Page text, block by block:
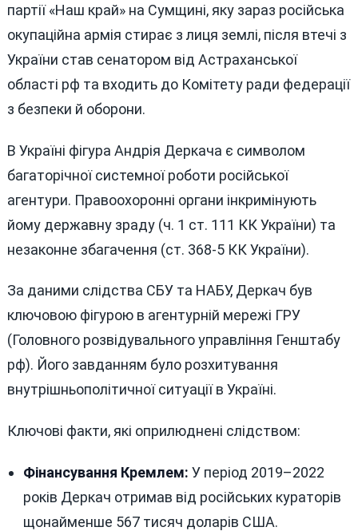
партії «Наш край» на Сумщині, яку зараз російська
окупаційна армія стирає з лиця землі, після втечі з
України став сенатором від Астраханської
області рф та входить до Комітету ради федерації
з безпеки й оборони.
В Україні фігура Андрія Деркача є символом
багаторічної системної роботи російської
агентури. Правоохоронні органи інкримінують
йому державну зраду (ч. 1 ст. 111 КК України) та
незаконне збагачення (ст. 368-5 КК України).
За даними слідства СБУ та НАБУ, Деркач був
ключовою фігурою в агентурній мережі ГРУ
(Головного розвідувального управління Генштабу
рф). Його завданням було розхитування
внутрішньополітичної ситуації в Україні.
Ключові факти, які оприлюднені слідством:
Фінансування Кремлем: У період 2019–2022
років Деркач отримав від російських кураторів
щонайменше 567 тисяч доларів США.